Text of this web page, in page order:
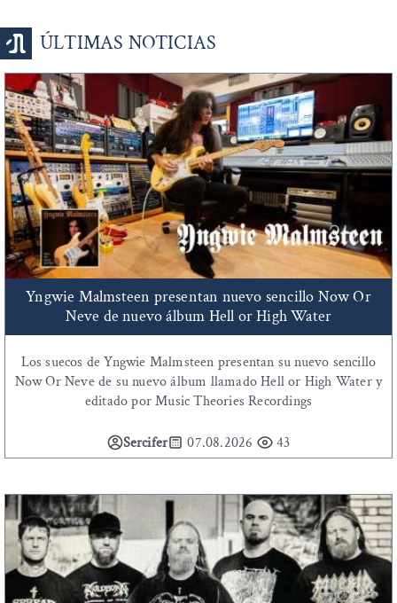
ÚLTIMAS NOTICIAS
Yngwie Malmsteen presentan nuevo sencillo Now Or
Neve de nuevo álbum Hell or High Water
Los suecos de Yngwie Malmsteen presentan su nuevo sencillo
Now Or Neve de su nuevo álbum llamado Hell or High Water y
editado por Music Theories Recordings
Sercifer 07.08.2026 43